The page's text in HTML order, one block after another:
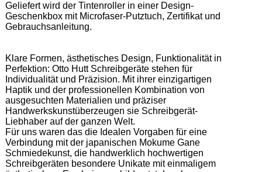
Geliefert wird der Tintenroller in einer Design-
Geschenkbox mit Microfaser-Putztuch, Zertifikat und
Gebrauchsanleitung.
Klare Formen, ästhetisches Design, Funktionalität in
Perfektion: Otto Hutt Schreibgeräte stehen für
Individualität und Präzision. Mit ihrer einzigartigen
Haptik und der professionellen Kombination von
ausgesuchten Materialien und präziser
Handwerkskunstüberzeugen sie Schreibgerät-
Liebhaber auf der ganzen Welt.
Für uns waren das die Idealen Vorgaben für eine
Verbindung mit der japanischen Mokume Gane
Schmiedekunst, die handwerklich hochwertigen
Schreibgeräten besondere Unikate mit einmaligem